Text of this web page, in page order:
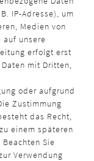
IP-Adresse), um
Medien von
unsere
erfolgt erst
mit Dritten,
oder aufgrund
Zustimmung
das Recht,
einem späteren
Sie
Verwendung